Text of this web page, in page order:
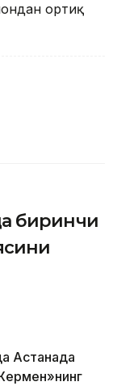
ортиқ
биринчи
Астанада